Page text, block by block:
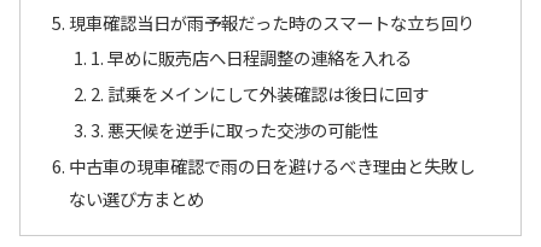
現車確認当日が雨予報だった時のスマートな立ち回り
1. 早めに販売店へ日程調整の連絡を入れる
2. 試乗をメインにして外装確認は後日に回す
3. 悪天候を逆手に取った交渉の可能性
中古車の現車確認で雨の日を避けるべき理由と失敗し
ない選び方まとめ